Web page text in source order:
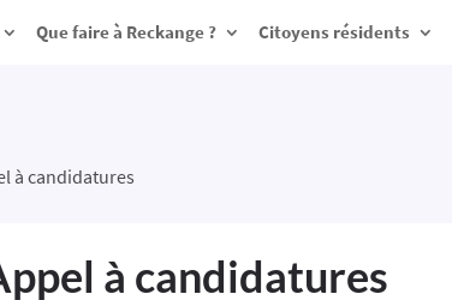
Que faire à Reckange ? Citoyens résidents
à candidatures
à candidatures